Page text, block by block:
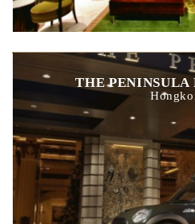
THE PENINSULA